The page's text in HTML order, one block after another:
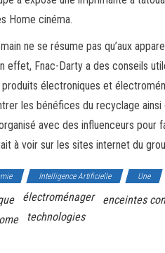
Home cinéma.
ne se résume pas qu’aux
effet, Fnac-Darty a des conseils
électroniques et
les bénéfices du recyclage
avec des influenceurs pour
à voir sur les sites internet du
Intelligence Artificielle Une
électroménager enceintes
technologies